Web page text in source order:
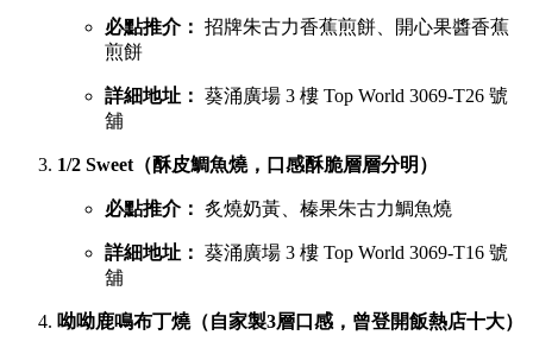
必點推介： 招牌朱古力香蕉煎餅、開心果醬香蕉
煎餅
詳細地址： 葵涌廣場 3 樓 Top World 3069-T26 號
舖
1/2 Sweet（酥皮鯛魚燒，口感酥脆層層分明）
必點推介： 炙燒奶黃、榛果朱古力鯛魚燒
詳細地址： 葵涌廣場 3 樓 Top World 3069-T16 號
舖
呦呦鹿鳴布丁燒（自家製3層口感，曾登開飯熱店十大）